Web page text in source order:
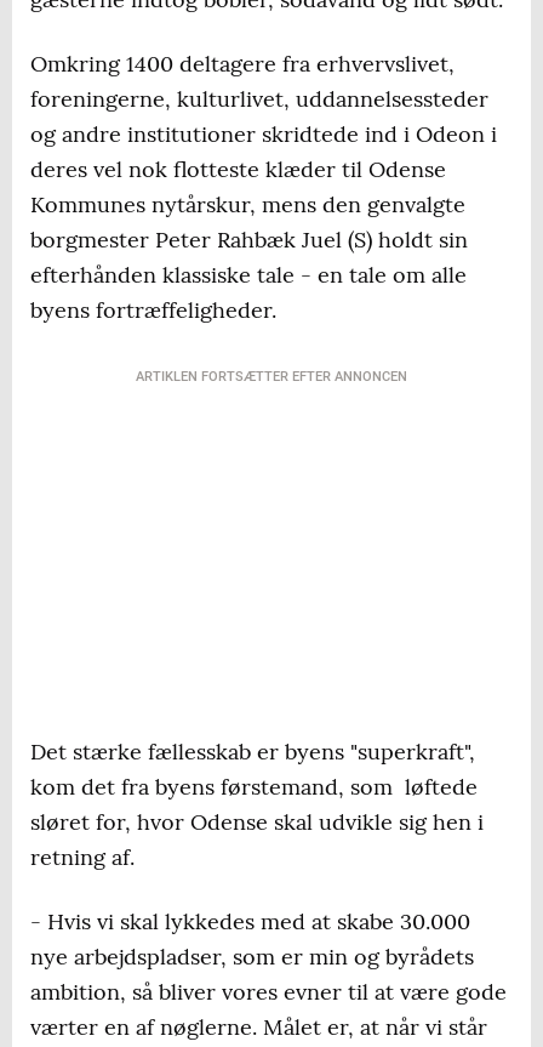
Omkring 1400 deltagere fra erhvervslivet,
foreningerne, kulturlivet, uddannelsessteder
og andre institutioner skridtede ind i Odeon i
deres vel nok flotteste klæder til Odense
Kommunes nytårskur, mens den genvalgte
borgmester Peter Rahbæk Juel (S) holdt sin
efterhånden klassiske tale - en tale om alle
byens fortræffeligheder.
ARTIKLEN FORTSÆTTER EFTER ANNONCEN
Det stærke fællesskab er byens "superkraft",
kom det fra byens førstemand, som løftede
sløret for, hvor Odense skal udvikle sig hen i
retning af.
- Hvis vi skal lykkedes med at skabe 30.000
nye arbejdspladser, som er min og byrådets
ambition, så bliver vores evner til at være gode
værter en af nøglerne. Målet er, at når vi står